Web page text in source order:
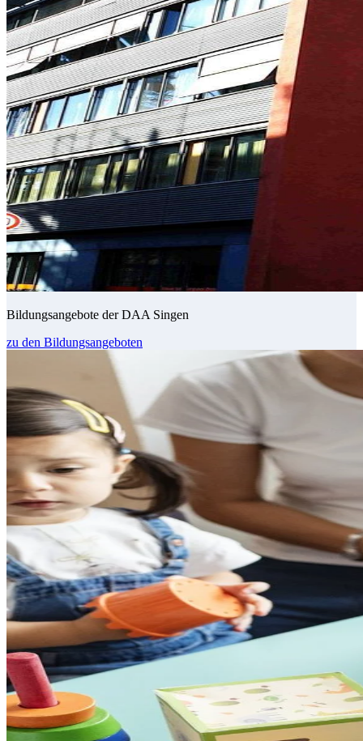
Bildungsangebote der DAA Singen
zu den Bildungsangeboten